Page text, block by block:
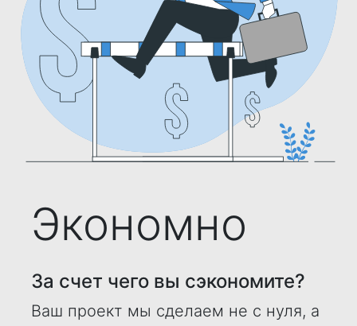
Экономно
За счет чего вы сэкономите?
Ваш проект мы сделаем не с нуля, а